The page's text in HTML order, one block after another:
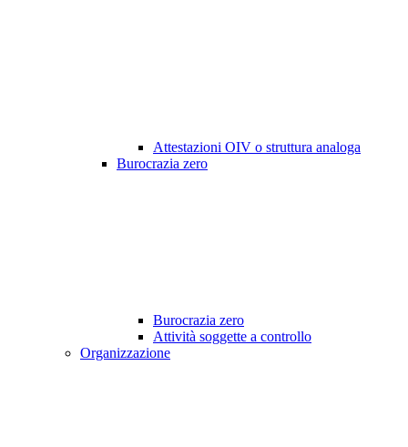
Attestazioni OIV o struttura analoga
Burocrazia zero
Burocrazia zero
Attività soggette a controllo
Organizzazione